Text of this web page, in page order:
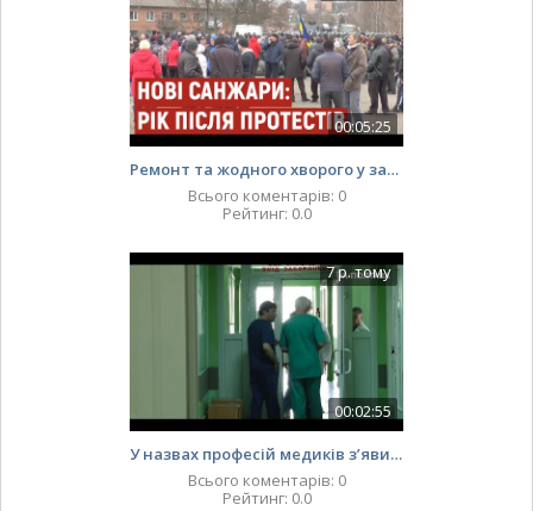
00:05:25
Ремонт та жодного хворого у закладі: рік після протестів біля медцентру «Нові Санжари»
Всього коментарів: 0
Рейтинг: 0.0
7 р. тому
00:02:55
У назвах професій медиків з’явиться «медбрат», «акушер» і «санітар»
Всього коментарів: 0
Рейтинг: 0.0